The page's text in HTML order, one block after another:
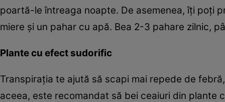
poartă-le întreaga noapte. De asemenea, îţi poţi
miere şi un pahar cu apă. Bea 2-3 pahare zilnic,
Plante cu efect sudorific
Transpiraţia te ajută să scapi mai repede de
aceea, este recomandat să bei ceaiuri din plante